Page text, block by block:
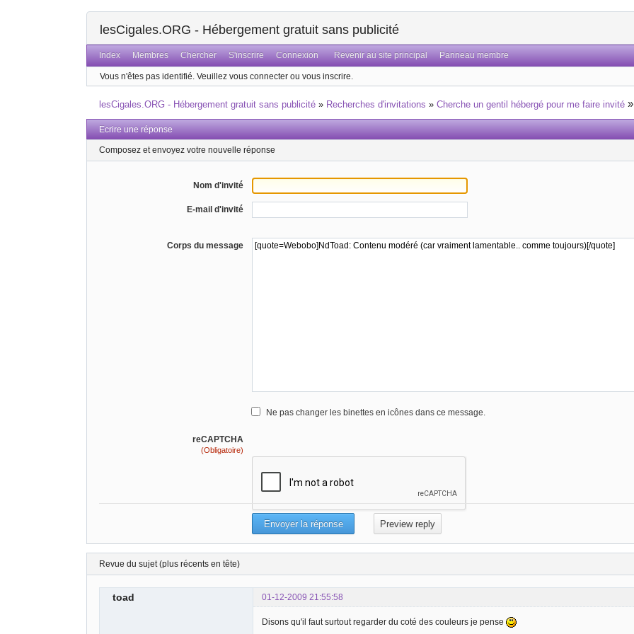
lesCigales.ORG - Hébergement gratuit sans publicité
Index Membres Chercher S'inscrire Connexion Revenir au site principal Panneau membre
Vous n'êtes pas identifié. Veuillez vous connecter ou vous inscrire.
lesCigales.ORG - Hébergement gratuit sans publicité » Recherches d'invitations »Cherche un gentil hébergé pour me faire invité
Ecrire une réponse
Composez et envoyez votre nouvelle réponse
Nom d'invité
E-mail d'invité
Corps du message
Ne pas changer les binettes en icônes dans ce message.
reCAPTCHA
(Obligatoire)
Revue du sujet (plus récents en tête)
toad 01-12-2009 21:55:58
Disons qu'il faut surtout regarder du coté des couleurs je pense